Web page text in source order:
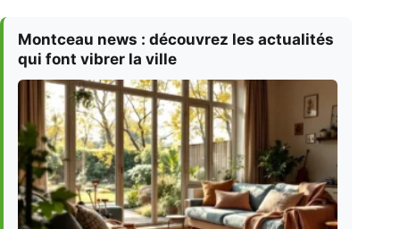
Montceau news : découvrez les actualités
qui font vibrer la ville